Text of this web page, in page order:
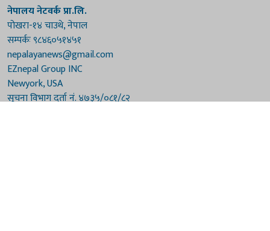
नेपालय नेटवर्क प्रा.लि.
पोखरा-१४ चाउथे, नेपाल
सम्पर्कः ९८४६०५१४५१
nepalayanews@gmail.com
EZnepal Group INC
Newyork, USA
सूचना विभाग दर्ता नं. ४७३५/०८१/८२